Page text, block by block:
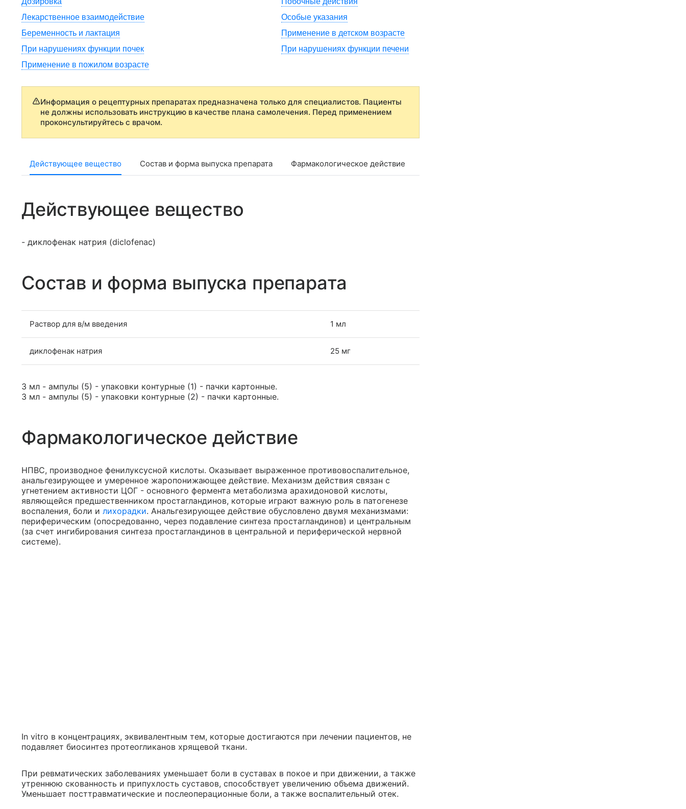
Лекарственное взаимодействие
Особые указания
Беременность и лактация
Применение в детском возрасте
При нарушениях функции почек
При нарушениях функции печени
Применение в пожилом возрасте
Информация о рецептурных препаратах предназначена только для специалистов. Пациенты
не должны использовать инструкцию в качестве плана самолечения. Перед применением
проконсультируйтесь с врачом.
Действующее вещество Состав и форма выпуска препарата Фармакологическое действие
Действующее вещество
- диклофенак натрия (diclofenac)
Состав и форма выпуска препарата
Раствор для в/м введения 1 мл
диклофенак натрия 25 мг
3 мл - ампулы (5) - упаковки контурные (1) - пачки картонные.
3 мл - ампулы (5) - упаковки контурные (2) - пачки картонные.
Фармакологическое действие
НПВС, производное фенилуксусной кислоты. Оказывает выраженное противовоспалительное,
анальгезирующее и умеренное жаропонижающее действие. Механизм действия связан с
угнетением активности ЦОГ - основного фермента метаболизма арахидоновой кислоты,
являющейся предшественником простагландинов, которые играют важную роль в патогенезе
воспаления, боли и лихорадки. Анальгезирующее действие обусловлено двумя механизмами:
периферическим (опосредованно, через подавление синтеза простагландинов) и центральным
(за счет ингибирования синтеза простагландинов в центральной и периферической нервной
системе).
In vitro в концентрациях, эквивалентным тем, которые достигаются при лечении пациентов, не
подавляет биосинтез протеогликанов хрящевой ткани.
При ревматических заболеваниях уменьшает боли в суставах в покое и при движении, а также
утреннюю скованность и припухлость суставов, способствует увеличению объема движений.
Уменьшает посттравматические и послеоперационные боли, а также воспалительный отек.